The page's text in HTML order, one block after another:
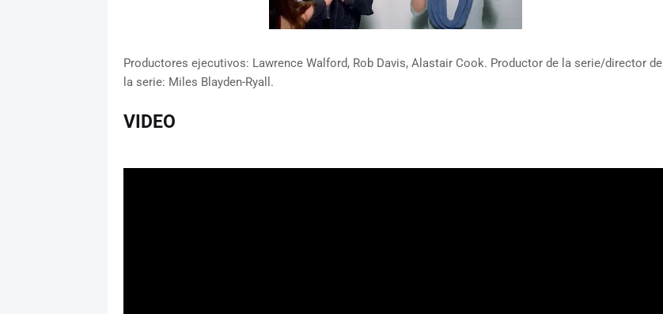
Productores ejecutivos: Lawrence Walford, Rob Davis, Alastair Cook. Productor de la serie/director de
la serie: Miles Blayden-Ryall.
VIDEO